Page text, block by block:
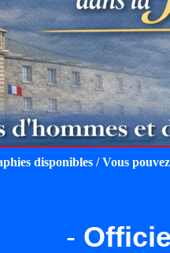
disponibles / Vous
-